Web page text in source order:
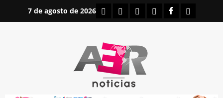
7 de agosto de 2026 INICIOIRAPUATO
ESTATALES
NACIONALES
FACEBOOK